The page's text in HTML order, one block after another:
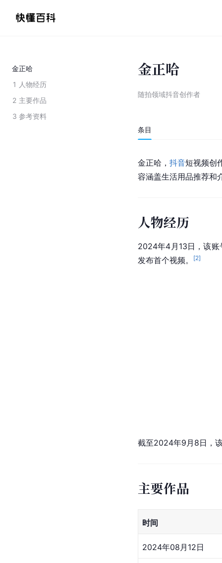
金正哈
1 人物经历
2 主要作品
3 参考资料
金正哈
随拍领域抖音创作者
条目
金正哈，抖音短视频创
容涵盖生活用品推荐和
人物经历
2024年4月13日，该账
发布首个视频。
[2]
截至2024年9月8日，
主要作品
时间
2024年08月12日